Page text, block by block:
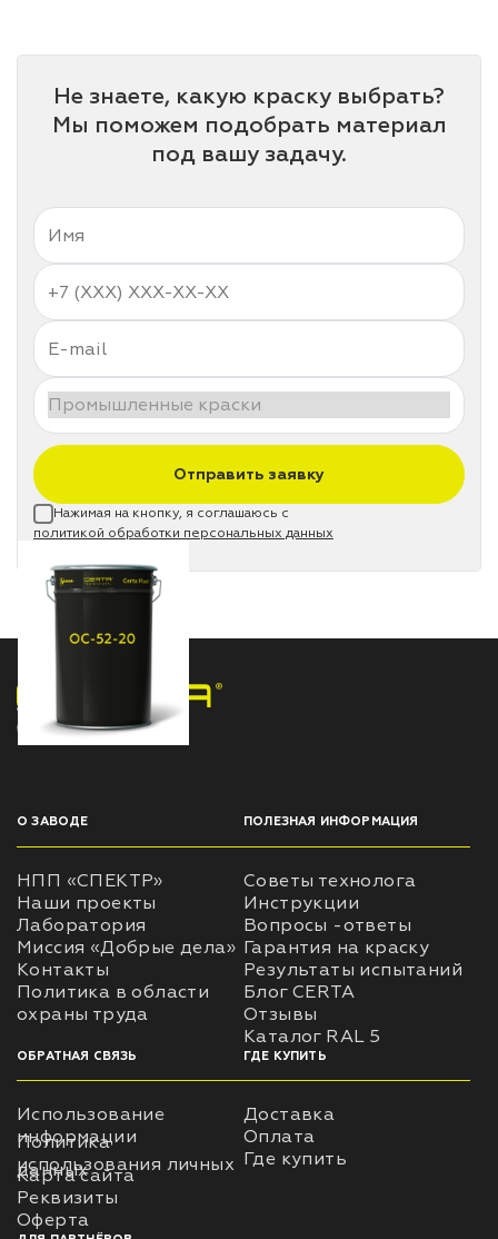
Не знаете, какую краску выбрать?
Мы поможем подобрать материал
под вашу задачу.
Отправить заявку
Нажимая на кнопку, я соглашаюсь с
политикой обработки персональных данных
НПП «СПЕКТР» ЗАВОД ЛАКОКРАСОЧНЫХ МАТЕРИАЛОВ
О ЗАВОДЕ
НПП «СПЕКТР»
Наши проекты
Лаборатория
Миссия «Добрые дела»
Контакты
Политика в области
ПОЛЕЗНАЯ ИНФОРМАЦИЯ
Советы технолога
Инструкции
Вопросы -ответы
Гарантия на краску
Результаты испытаний
Блог CERTA
Отзывы
Каталог RAL 5
ОБРАТНАЯ СВЯЗЬ
Использование
Политика
данных
Карта сайта
Реквизиты
Оферта
ГДЕ КУПИТЬ
Доставка
Оплата
Где купить